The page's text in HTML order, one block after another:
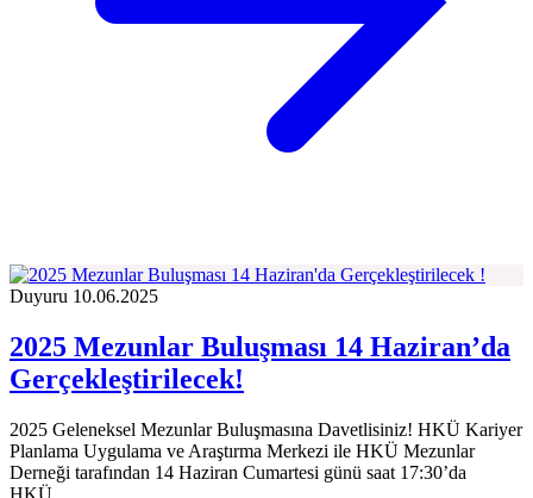
Duyuru 10.06.2025
2025 Mezunlar Buluşması 14 Haziran’da
Gerçekleştirilecek!
2025 Geleneksel Mezunlar Buluşmasına Davetlisiniz! HKÜ Kariyer
Planlama Uygulama ve Araştırma Merkezi ile HKÜ Mezunlar
Derneği tarafından 14 Haziran Cumartesi günü saat 17:30’da
HKÜ…